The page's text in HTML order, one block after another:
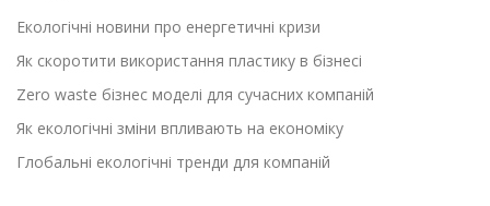
Екологічні новини про енергетичні кризи
Як скоротити використання пластику в бізнесі
Zero waste бізнес моделі для сучасних компаній
Як екологічні зміни впливають на економіку
Глобальні екологічні тренди для компаній